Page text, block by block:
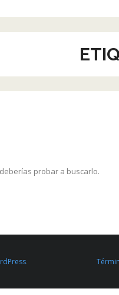
probar a buscarlo.
.